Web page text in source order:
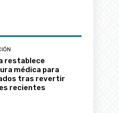
restablece
médica para
tras revertir
recientes